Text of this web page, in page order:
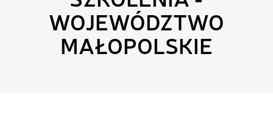
WOJEWÓDZTWO
MAŁOPOLSKIE